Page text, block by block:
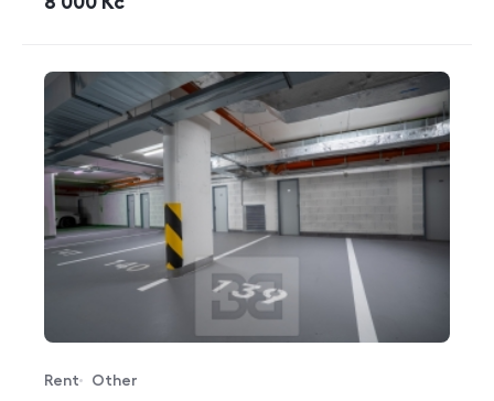
Offer type
Rent
Property type
Other